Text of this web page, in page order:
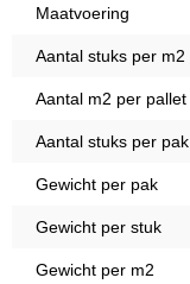
Maatvoering
Aantal stuks per m2
Aantal m2 per pallet
Aantal stuks per pak
Gewicht per pak
Gewicht per stuk
Gewicht per m2